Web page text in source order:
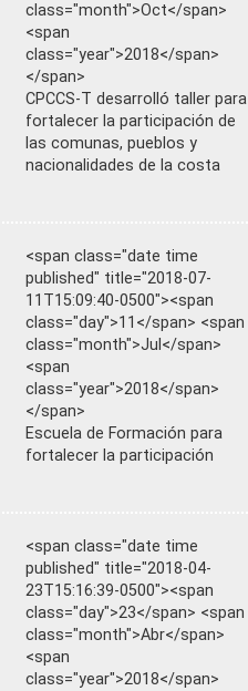
class="month">Oct</span>
<span
class="year">2018</span>
</span>
CPCCS-T desarrolló taller para
fortalecer la participación de
las comunas, pueblos y
nacionalidades de la costa
<span class="date time
published" title="2018-07-
11T15:09:40-0500"><span
class="day">11</span> <span
class="month">Jul</span>
<span
class="year">2018</span>
</span>
Escuela de Formación para
fortalecer la participación
<span class="date time
published" title="2018-04-
23T15:16:39-0500"><span
class="day">23</span> <span
class="month">Abr</span>
<span
class="year">2018</span>